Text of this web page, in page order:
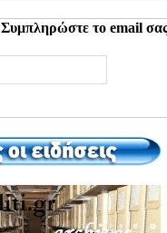
Συμπληρώστε το email